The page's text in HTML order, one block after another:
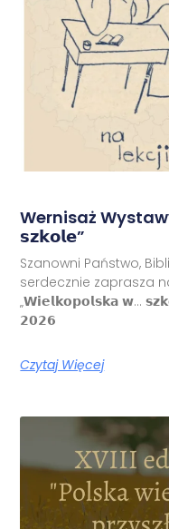
Wernisaż
𝘀𝘇𝗸𝗼𝗹𝗲”
Szanowni Państwo,
serdecznie zaprasza
„𝗪𝗶𝗲𝗹𝗸𝗼𝗽𝗼𝗹𝘀𝗸𝗮 𝘄…
𝟮𝟬𝟮𝟲
Czytaj Więcej